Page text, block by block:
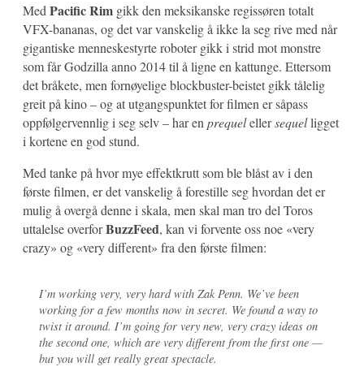
Med Pacific Rim gikk den meksikanske regissøren totalt
VFX-bananas, og det var vanskelig å ikke la seg rive med når
gigantiske menneskestyrte roboter gikk i strid mot monstre
som får Godzilla anno 2014 til å ligne en kattunge. Ettersom
det bråkete, men fornøyelige blockbuster-beistet gikk tålelig
greit på kino – og at utgangspunktet for filmen er såpass
oppfølgervennlig i seg selv – har en prequelellersequelligget
i kortene en god stund.
Med tanke på hvor mye effektkrutt som ble blåst av i den
første filmen, er det vanskelig å forestille seg hvordan det er
mulig å overgå denne i skala, men skal man tro del Toros
uttalelse overforBuzzFeed, kan vi forvente oss noe «very
crazy» og «very different» fra den første filmen:
I’m working very, very hard with Zak Penn. We’ve been
working for a few months now in secret. We found a way to
twist it around. I’m going for very new, very crazy ideas on
the second one, which are very different from the first one —
but you will get really great spectacle.